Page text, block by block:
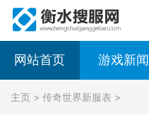
网站首页 游戏新闻
主页 > 传奇世界新服表 >